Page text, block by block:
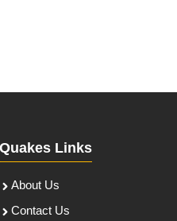
Quakes Links
About Us
Contact Us